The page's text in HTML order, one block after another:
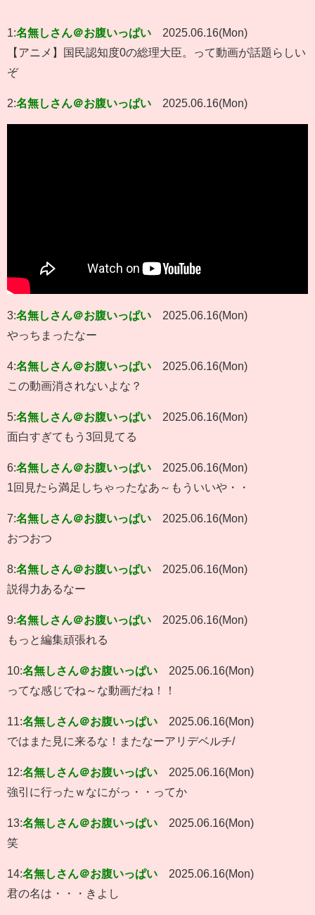
1:名無しさん＠お腹いっぱい
2025.06.16(Mon)
【アニメ】国民認知度0の総理大臣。って動画が話題らしい
ぞ
2:名無しさん＠お腹いっぱい 2025.06.16(Mon)
3:名無しさん＠お腹いっぱい
2025.06.16(Mon)
やっちまったなー
4:名無しさん＠お腹いっぱい
2025.06.16(Mon)
この動画消されないよな？
5:名無しさん＠お腹いっぱい
2025.06.16(Mon)
面白すぎてもう3回見てる
6:名無しさん＠お腹いっぱい
2025.06.16(Mon)
1回見たら満足しちゃったなあ～もういいや・・
7:名無しさん＠お腹いっぱい
2025.06.16(Mon)
おつおつ
8:名無しさん＠お腹いっぱい
2025.06.16(Mon)
説得力あるなー
9:名無しさん＠お腹いっぱい
2025.06.16(Mon)
もっと編集頑張れる
10:名無しさん＠お腹いっぱい
2025.06.16(Mon)
ってな感じでね～な動画だね！！
11:名無しさん＠お腹いっぱい
2025.06.16(Mon)
ではまた見に来るな！またなーアリデベルチ/
12:名無しさん＠お腹いっぱい
2025.06.16(Mon)
強引に行ったｗなにがっ・・ってか
13:名無しさん＠お腹いっぱい
2025.06.16(Mon)
笑
14:名無しさん＠お腹いっぱい
2025.06.16(Mon)
君の名は・・・きよし